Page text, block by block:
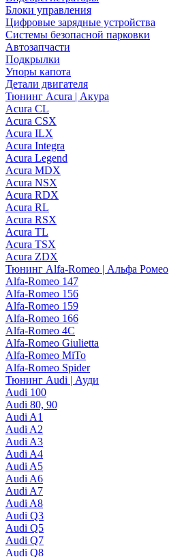
Блоки управления
Цифровые зарядные устройства
Системы безопасной парковки
Автозапчасти
Подкрылки
Упоры капота
Детали двигателя
Тюнинг Acura | Акура
Acura CL
Acura CSX
Acura ILX
Acura Integra
Acura Legend
Acura MDX
Acura NSX
Acura RDX
Acura RL
Acura RSX
Acura TL
Acura TSX
Acura ZDX
Тюнинг Alfa-Romeo | Альфа Ромео
Alfa-Romeo 147
Alfa-Romeo 156
Alfa-Romeo 159
Alfa-Romeo 166
Alfa-Romeo 4C
Alfa-Romeo Giulietta
Alfa-Romeo MiTo
Alfa-Romeo Spider
Тюнинг Audi | Ауди
Audi 100
Audi 80, 90
Audi A1
Audi A2
Audi A3
Audi A4
Audi A5
Audi A6
Audi A7
Audi A8
Audi Q3
Audi Q5
Audi Q7
Audi Q8